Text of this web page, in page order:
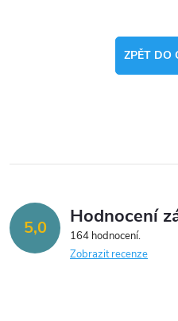
ZPĚT DO
5,0 Hodnocení
164 hodnocení
Zobrazit recenze